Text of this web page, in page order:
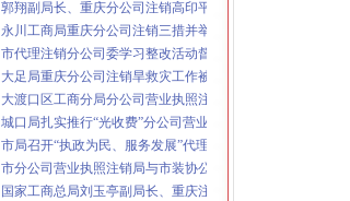
永川工商局重庆分公司注销三措并举着力规范和发展中介机构
市代理注销分公司委学习整改活动督查组到市局督查调研
大足局重庆分公司注销旱救灾工作被《中国消费者报》等国
大渡口区工商分局分公司营业执照注销整中介机构做到＂四
城口局扎实推行“光收费”分公司营业执照注销工作
市局召开“执政为民、服务发展”代理注销分公司查找问题阶
市分公司营业执照注销局与市装协公开征求《重庆市住宅装
国家工商总局刘玉亭副局长、重庆注销税务市周慕冰副市长
北碚局“六坚持”重庆分公司注销化组织人事工作提升队伍整体